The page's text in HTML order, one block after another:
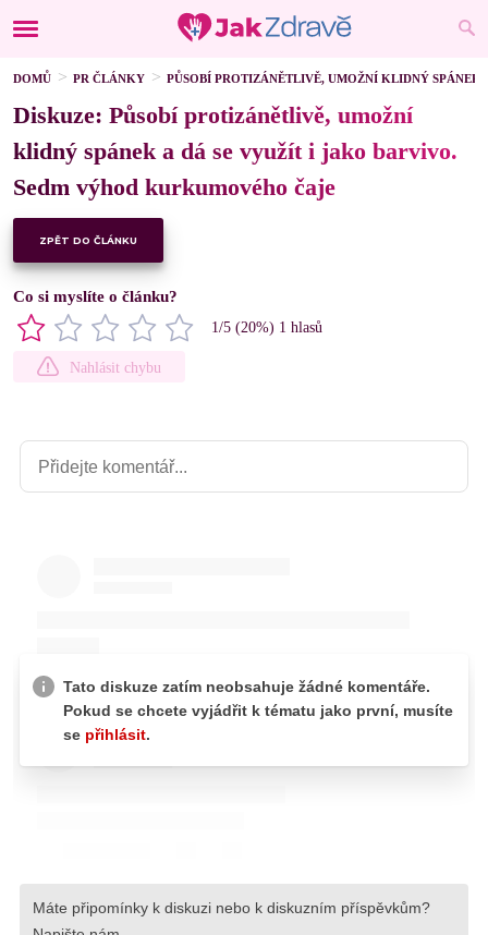
DOMŮ PR ČLÁNKY PŮSOBÍ PROTIZÁNĚTLIVĚ, UMOŽNÍ KLIDNÝ
Diskuze: Působí protizánětlivě, umožní
klidný spánek a dá se využít i jako barvivo.
Sedm výhod kurkumového čaje
ZPĚT DO ČLÁNKU
Co si myslíte o článku?
1/5 (20%) 1 hlasů
Nahlásit chybu